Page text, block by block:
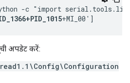
-c "import
+MI_00']
अपडेट करें: